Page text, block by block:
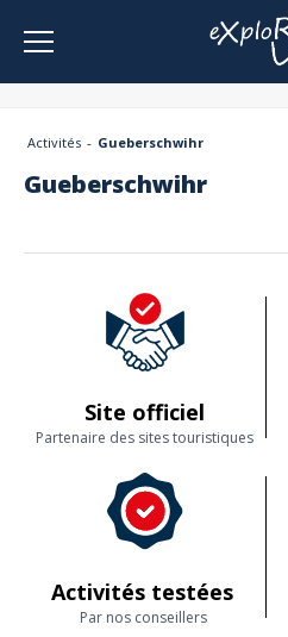
Panneau de gestion des cookies
Activités Gueberschwihr
Gueberschwihr
Site officiel
Partenaire des sites touristiques
Activités testées
Par nos conseillers